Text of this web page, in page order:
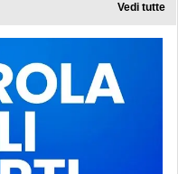
Vedi tutte